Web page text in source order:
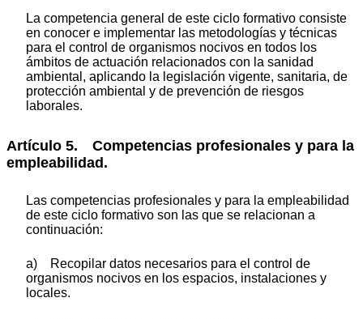
La competencia general de este ciclo formativo consiste
en conocer e implementar las metodologías y técnicas
para el control de organismos nocivos en todos los
ámbitos de actuación relacionados con la sanidad
ambiental, aplicando la legislación vigente, sanitaria, de
protección ambiental y de prevención de riesgos
laborales.
Artículo 5. Competencias profesionales y para la
empleabilidad.
Las competencias profesionales y para la empleabilidad
de este ciclo formativo son las que se relacionan a
continuación:
a) Recopilar datos necesarios para el control de
organismos nocivos en los espacios, instalaciones y
locales.